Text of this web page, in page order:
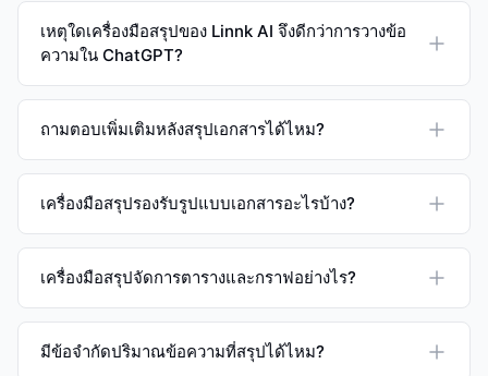
เหตุใดเครื่องมือสรุปของ Linnk AI จึงดีกว่าการวางข้อ
ความใน ChatGPT?
ถามตอบเพิ่มเติมหลังสรุปเอกสารได้ไหม?
เครื่องมือสรุปรองรับรูปแบบเอกสารอะไรบ้าง?
เครื่องมือสรุปจัดการตารางและกราฟอย่างไร?
มีข้อจำกัดปริมาณข้อความที่สรุปได้ไหม?